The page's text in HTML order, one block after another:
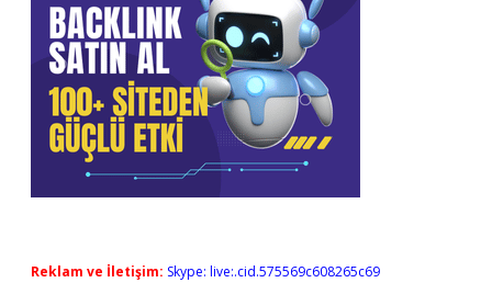
Reklam ve İletişim: Skype: live:.cid.575569c608265c69